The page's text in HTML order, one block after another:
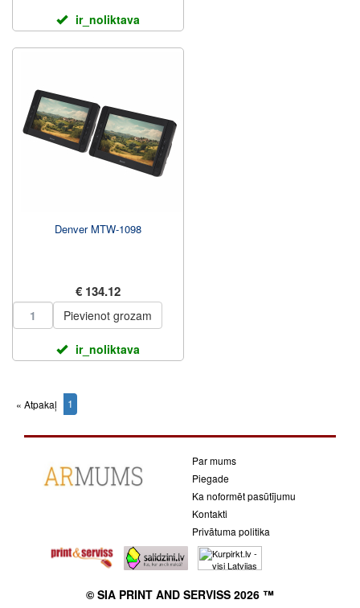
ir_noliktava
Denver MTW-1098
€ 134.12
Pievienot grozam
ir_noliktava
« Atpakaļ 1
Par mums
Piegade
Ka noformēt pasūtījumu
Kontakti
Privātuma politika
© SIA PRINT AND SERVISS 2026 ™